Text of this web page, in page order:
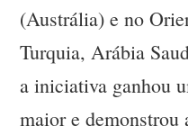
(Austrália) e no
Turquia, Arábia
a iniciativa ganhou
maior e demonstrou